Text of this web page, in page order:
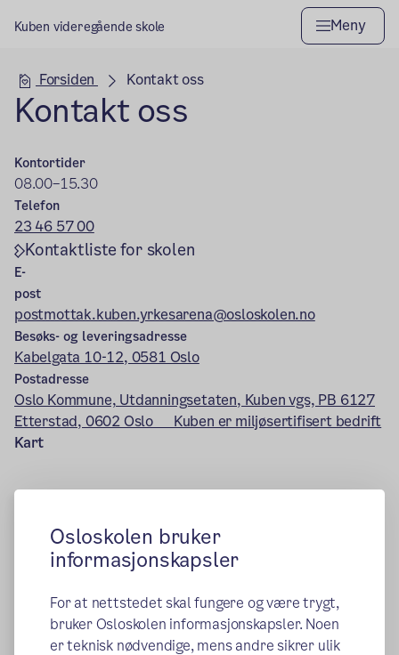
Osloskolen bruker
informasjonskapsler
For at nettstedet skal fungere og være trygt,
bruker Osloskolen informasjonskapsler. Noen
er teknisk nødvendige, mens andre sikrer ulik
Kuben videregående skole Meny
Hovedseksjon
Forsiden Kontakt oss
Kontakt oss
Kontortider
08.00–15.30
Telefon
23 46 57 00
Kontaktliste for skolen
E-
post
postmottak.kuben.yrkesarena@osloskolen.no
Besøks- og leveringsadresse
Kabelgata 10-12, 0581 Oslo
Postadresse
Oslo Kommune, Utdanningsetaten, Kuben vgs, PB 6127
Etterstad, 0602 Oslo Kuben er miljøsertifisert bedrift
Kart